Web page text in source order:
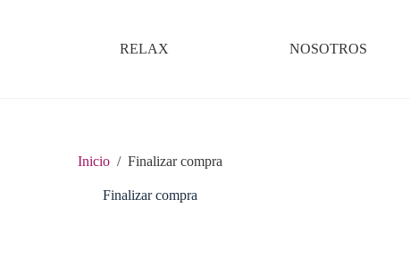
RELAX NOSOTROS
Inicio / Finalizar compra
Finalizar compra